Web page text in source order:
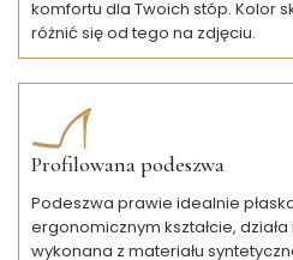
komfortu dla Twoich stóp. Kolor
różnić się od tego na zdjęciu.
Profilowana podeszwa
Podeszwa prawie idealnie
ergonomicznym kształcie,
wykonana z materiału